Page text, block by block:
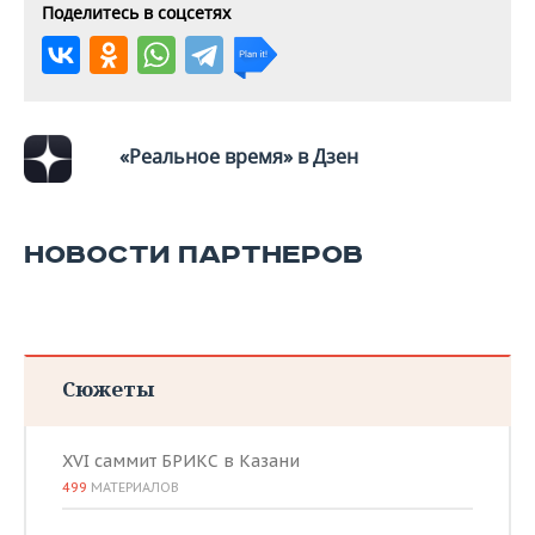
Поделитесь в соцсетях
«Реальное время» в Дзен
НОВОСТИ ПАРТНЕРОВ
Сюжеты
XVI саммит БРИКС в Казани
499 МАТЕРИАЛОВ